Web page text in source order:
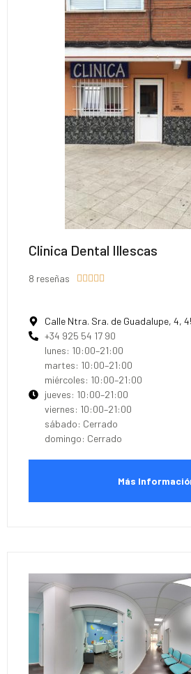
Clinica Dental Illescas
8 reseñas     
Calle Ntra. Sra. de Guadalupe, 4,
+34 925 54 17 90
lunes: 10:00–21:00
martes: 10:00–21:00
miércoles: 10:00–21:00
jueves: 10:00–21:00
viernes: 10:00–21:00
sábado: Cerrado
domingo: Cerrado
Más